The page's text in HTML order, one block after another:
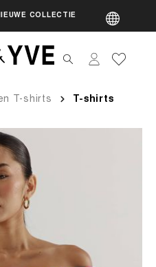
COLLECTIE
T-shirts T-shirts